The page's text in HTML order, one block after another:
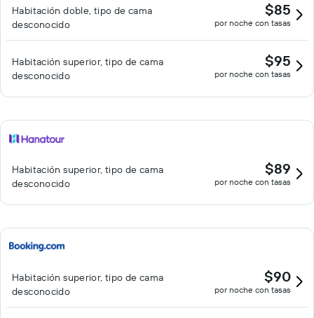
Habitación doble, tipo de cama
desconocido
$85
por noche con tasas
Habitación superior, tipo de cama
desconocido
$95
por noche con tasas
Habitación superior, tipo de cama
desconocido
$89
por noche con tasas
Habitación superior, tipo de cama
desconocido
$90
por noche con tasas